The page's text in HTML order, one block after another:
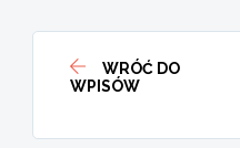
WRÓĆ DO
WPISÓW